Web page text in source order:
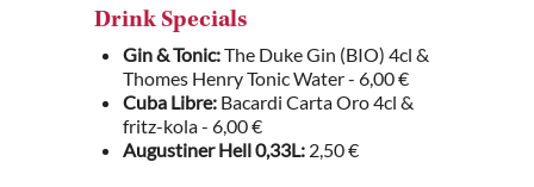
Drink Specials
Gin & Tonic:The Duke Gin (BIO) 4cl &
Thomes Henry Tonic Water - 6,00 €
Cuba Libre: Bacardi Carta Oro 4cl &
fritz-kola - 6,00 €
Augustiner Hell 0,33L: 2,50 €